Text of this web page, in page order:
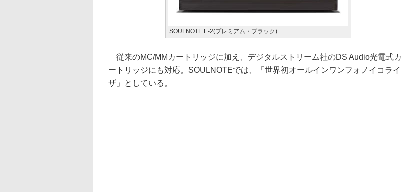
SOULNOTE E-2(プレミアム・ブラック)
従来のMC/MMカートリッジに加え、デジタルストリーム社のDS Audio光電式カ
ートリッジにも対応。SOULNOTEでは、「世界初オールインワンフォノイコライ
ザ」としている。